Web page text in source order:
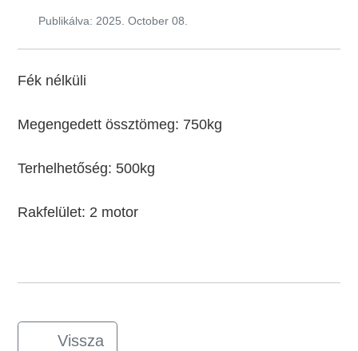
Publikálva: 2025. October 08.
Fék nélküli
Megengedett össztömeg: 750kg
Terhelhetőség: 500kg
Rakfelület: 2 motor
Vissza